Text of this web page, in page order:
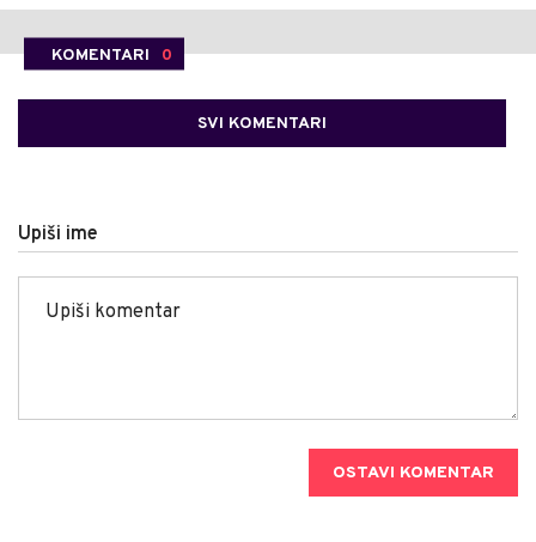
KOMENTARI 0
SVI KOMENTARI
Upiši ime
OSTAVI KOMENTAR